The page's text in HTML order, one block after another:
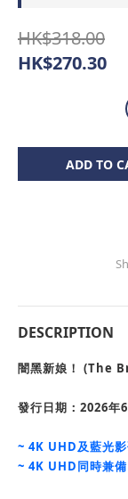
HK$318.00
HK$270.30
ADD TO
DESCRIPTION
闇黑新娘！ (The
發行日期：2026年
~ 4K UHD及藍光
~ 4K UHD同時兼